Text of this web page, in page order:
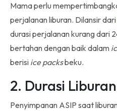
Mama perlu
perjalanan liburan. Dilansir dari
durasi perjalanan kurang dari
bertahan dengan baik dalam
berisi ice packsbeku.
2. Durasi Liburan
Penyimpanan ASIP saat